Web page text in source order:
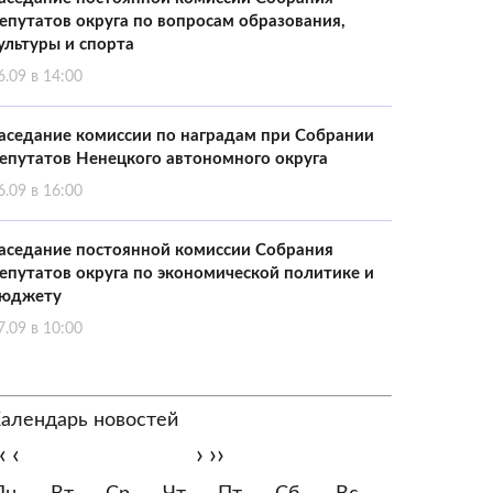
округа по вопросам образования,
и спорта
в 14:00
комиссии по наградам при Собрании
Ненецкого автономного округа
в 16:00
постоянной комиссии Собрания
округа по экономической политике и
в 10:00
новостей
‹ › ››